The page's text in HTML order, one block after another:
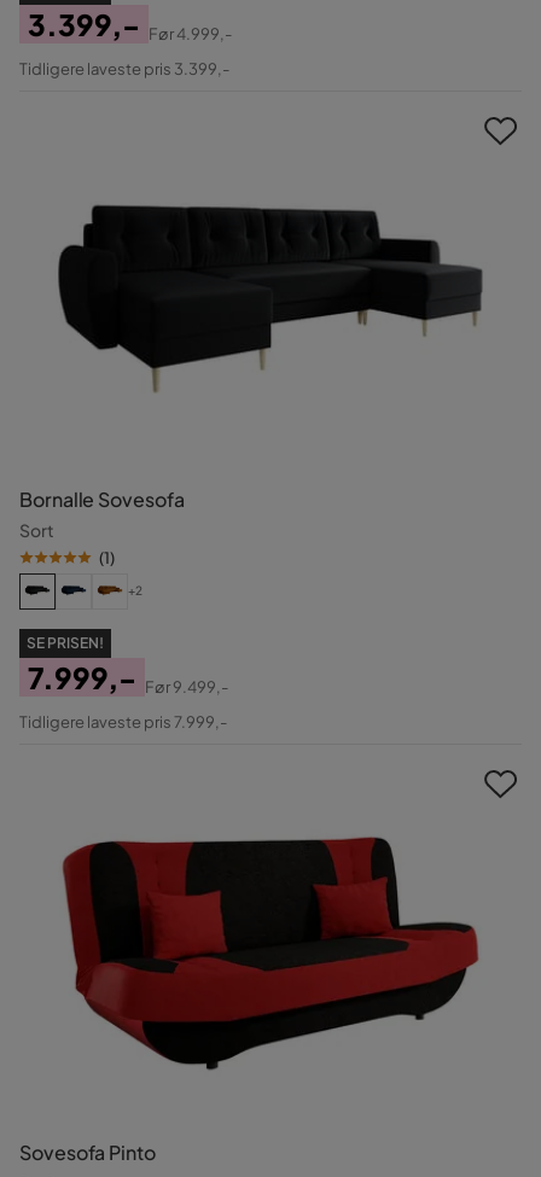
Pris
3.399,-
Original
Før4.999,-
Tidligere laveste pris 3.399,-
Bornalle Sovesofa
Sort
(1)
+2
SE PRISEN!
Pris
7.999,-
Original
Før9.499,-
Tidligere laveste pris 7.999,-
Sovesofa Pinto